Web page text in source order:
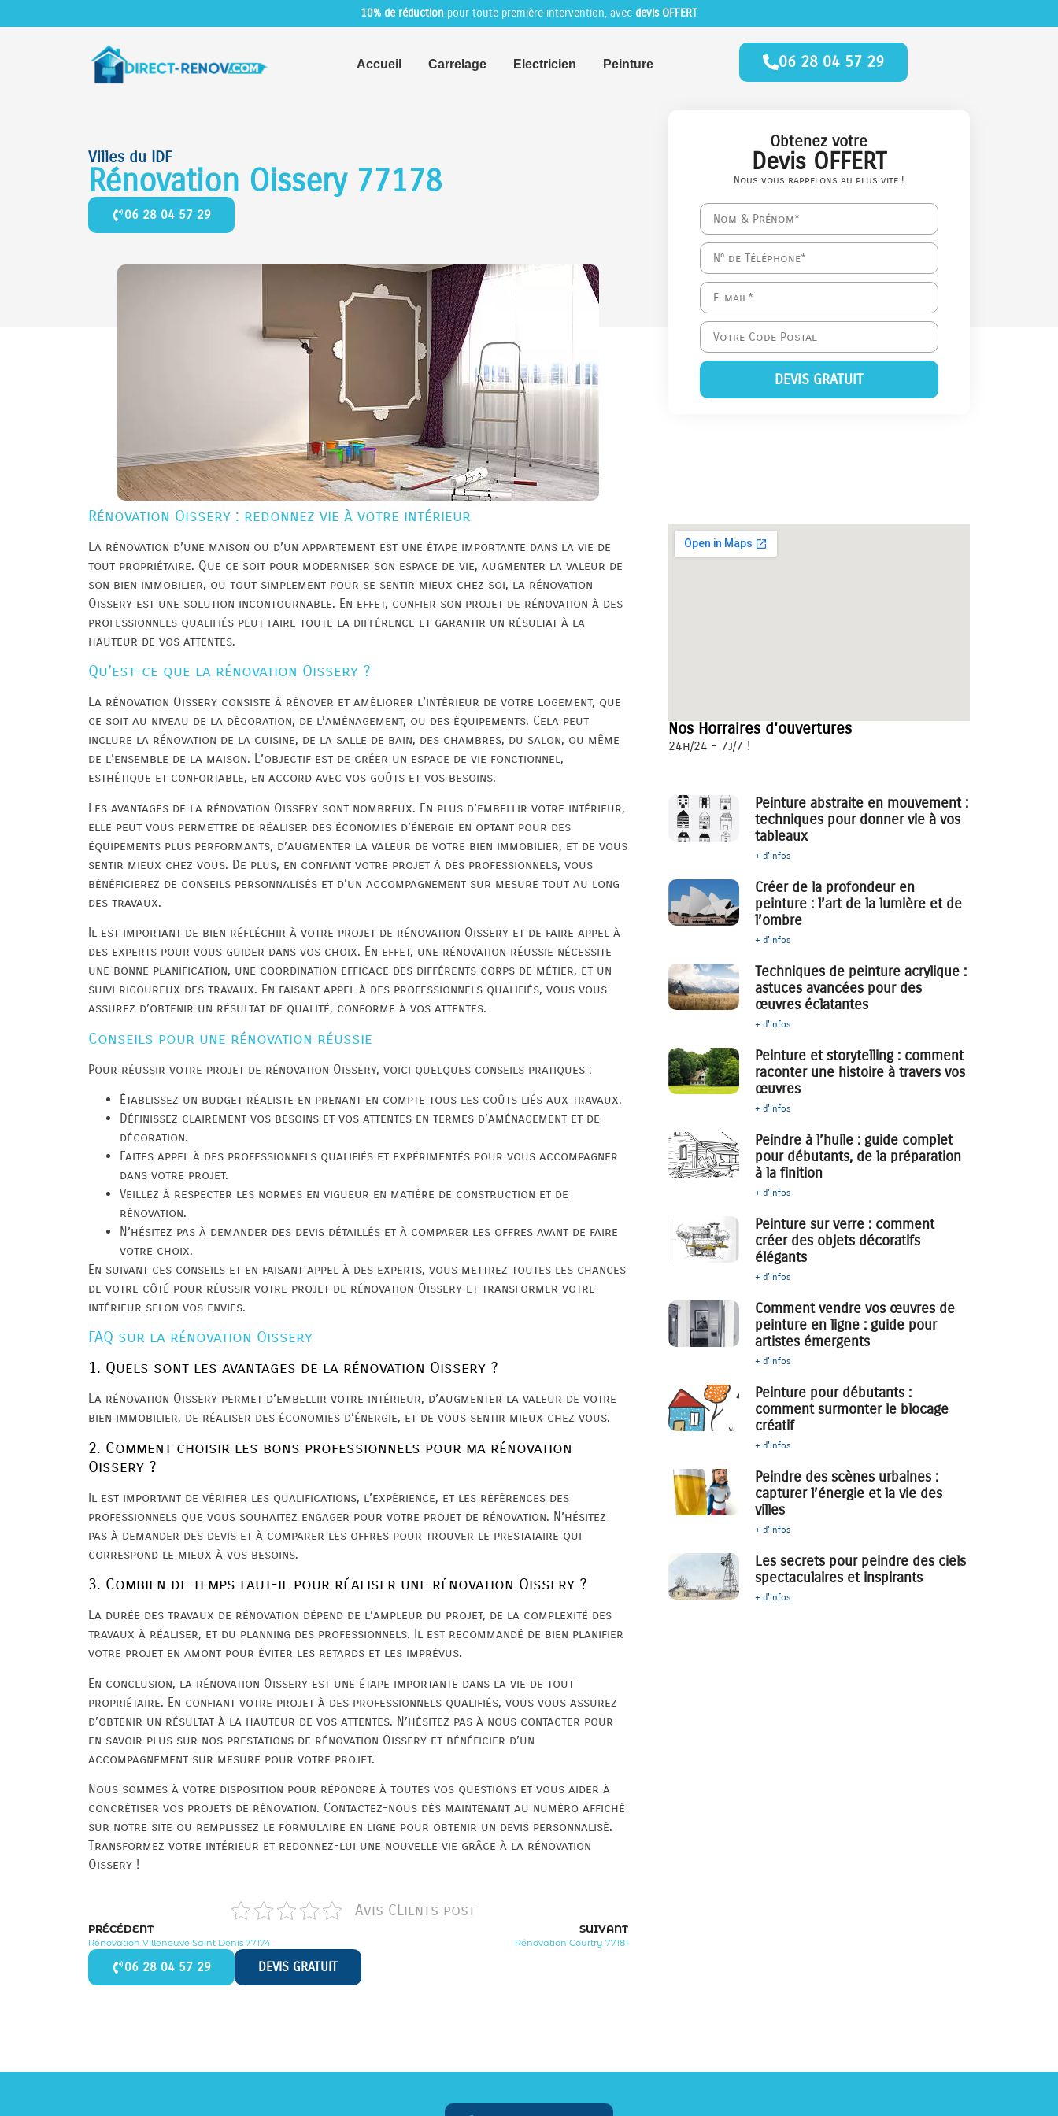
10% de réduction pour toute première intervention, avec devis OFFERT
Accueil Carrelage Electricien Peinture 06 28 04 57 29
Villes du IDF
Rénovation Oissery 77178
06 28 04 57 29
Obtenez votre
Devis OFFERT
Nous vous rappelons au plus vite !
DEVIS GRATUIT
Rénovation Oissery : redonnez vie à votre intérieur
La rénovation d’une maison ou d’un appartement est une étape importante dans la vie de
tout propriétaire. Que ce soit pour moderniser son espace de vie, augmenter la valeur de
son bien immobilier, ou tout simplement pour se sentir mieux chez soi, la rénovation
Oissery est une solution incontournable. En effet, confier son projet de rénovation à des
professionnels qualifiés peut faire toute la différence et garantir un résultat à la
hauteur de vos attentes.
Qu’est-ce que la rénovation Oissery ?
La rénovation Oissery consiste à rénover et améliorer l’intérieur de votre logement, que
ce soit au niveau de la décoration, de l’aménagement, ou des équipements. Cela peut
inclure la rénovation de la cuisine, de la salle de bain, des chambres, du salon, ou même
de l’ensemble de la maison. L’objectif est de créer un espace de vie fonctionnel,
esthétique et confortable, en accord avec vos goûts et vos besoins.
Les avantages de la rénovation Oissery sont nombreux. En plus d’embellir votre intérieur,
elle peut vous permettre de réaliser des économies d’énergie en optant pour des
équipements plus performants, d’augmenter la valeur de votre bien immobilier, et de vous
sentir mieux chez vous. De plus, en confiant votre projet à des professionnels, vous
bénéficierez de conseils personnalisés et d’un accompagnement sur mesure tout au long
des travaux.
Il est important de bien réfléchir à votre projet de rénovation Oissery et de faire appel à
des experts pour vous guider dans vos choix. En effet, une rénovation réussie nécessite
une bonne planification, une coordination efficace des différents corps de métier, et un
suivi rigoureux des travaux. En faisant appel à des professionnels qualifiés, vous vous
assurez d’obtenir un résultat de qualité, conforme à vos attentes.
Conseils pour une rénovation réussie
Pour réussir votre projet de rénovation Oissery, voici quelques conseils pratiques :
Établissez un budget réaliste en prenant en compte tous les coûts liés aux travaux.
Définissez clairement vos besoins et vos attentes en termes d’aménagement et de
décoration.
Faites appel à des professionnels qualifiés et expérimentés pour vous accompagner
dans votre projet.
Veillez à respecter les normes en vigueur en matière de construction et de
rénovation.
N’hésitez pas à demander des devis détaillés et à comparer les offres avant de faire
votre choix.
En suivant ces conseils et en faisant appel à des experts, vous mettrez toutes les chances
de votre côté pour réussir votre projet de rénovation Oissery et transformer votre
intérieur selon vos envies.
FAQ sur la rénovation Oissery
1. Quels sont les avantages de la rénovation Oissery ?
La rénovation Oissery permet d’embellir votre intérieur, d’augmenter la valeur de votre
bien immobilier, de réaliser des économies d’énergie, et de vous sentir mieux chez vous.
2. Comment choisir les bons professionnels pour ma rénovation
Oissery ?
Il est important de vérifier les qualifications, l’expérience, et les références des
professionnels que vous souhaitez engager pour votre projet de rénovation. N’hésitez
pas à demander des devis et à comparer les offres pour trouver le prestataire qui
correspond le mieux à vos besoins.
3. Combien de temps faut-il pour réaliser une rénovation Oissery ?
La durée des travaux de rénovation dépend de l’ampleur du projet, de la complexité des
travaux à réaliser, et du planning des professionnels. Il est recommandé de bien planifier
votre projet en amont pour éviter les retards et les imprévus.
En conclusion, la rénovation Oissery est une étape importante dans la vie de tout
propriétaire. En confiant votre projet à des professionnels qualifiés, vous vous assurez
d’obtenir un résultat à la hauteur de vos attentes. N’hésitez pas à nous contacter pour
en savoir plus sur nos prestations de rénovation Oissery et bénéficier d’un
accompagnement sur mesure pour votre projet.
Nous sommes à votre disposition pour répondre à toutes vos questions et vous aider à
concrétiser vos projets de rénovation. Contactez-nous dès maintenant au numéro affiché
sur notre site ou remplissez le formulaire en ligne pour obtenir un devis personnalisé.
Transformez votre intérieur et redonnez-lui une nouvelle vie grâce à la rénovation
Oissery !
Avis CLients post
PRÉCÉDENT
Rénovation Villeneuve Saint Denis 77174
SUIVANT
Rénovation Courtry 77181
06 28 04 57 29 DEVIS GRATUIT
Nos Horraires d'ouvertures
24h/24 - 7j/7 !
Peinture abstraite en mouvement :
techniques pour donner vie à vos
tableaux
+ d'infos
Créer de la profondeur en
peinture : l’art de la lumière et de
l’ombre
+ d'infos
Techniques de peinture acrylique :
astuces avancées pour des
œuvres éclatantes
+ d'infos
Peinture et storytelling : comment
raconter une histoire à travers vos
œuvres
+ d'infos
Peindre à l’huile : guide complet
pour débutants, de la préparation
à la finition
+ d'infos
Peinture sur verre : comment
créer des objets décoratifs
élégants
+ d'infos
Comment vendre vos œuvres de
peinture en ligne : guide pour
artistes émergents
+ d'infos
Peinture pour débutants :
comment surmonter le blocage
créatif
+ d'infos
Peindre des scènes urbaines :
capturer l’énergie et la vie des
villes
+ d'infos
Les secrets pour peindre des ciels
spectaculaires et inspirants
+ d'infos